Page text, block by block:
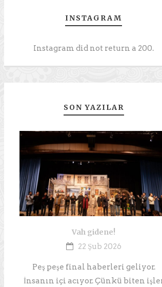
INSTAGRAM
Instagram did not return a 200.
SON YAZILAR
Vah gidene!
22 Şub 2026
Peş peşe final haberleri geliyor.
İnsanın içi acıyor. Çünkü biten